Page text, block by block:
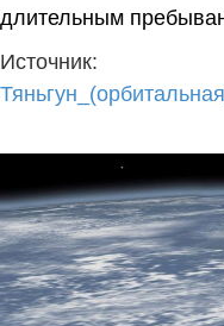
длительным